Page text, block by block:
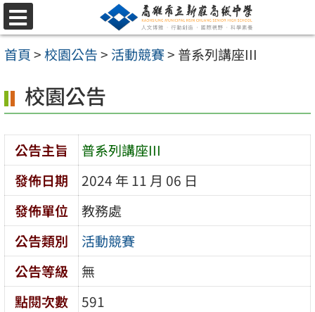
跳
至
主
內
容
選
單
首頁>校園公告> 活動競賽> 普系列講座III
校園公告
公告主旨
普系列講座III
發佈日期
2024 年 11 月 06 日
發佈單位
教務處
公告類別
活動競賽
公告等級
無
點閱次數
591